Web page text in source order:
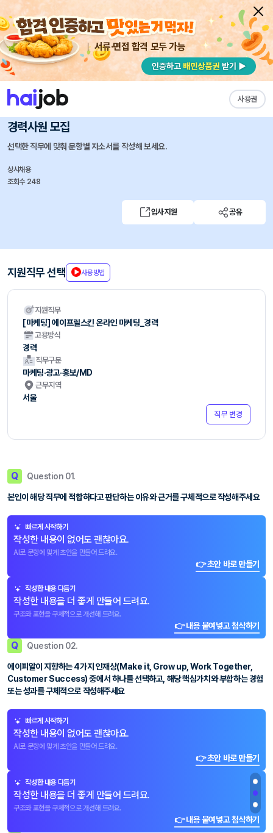
서류·면접 합격 모두 가능
사용권
채용공고 자소서 자유항목 자소서 내 작성목록
에이피알 즐겨찾기
[마케팅] 에이프릴스킨 온라인 마케팅 채용연계형 인턴 및
경력사원 모집
선택한 직무에 맞춰 문항별 자소서를 작성해 보세요.
상시채용
조회수 248
입사지원 공유
지원직무 선택 사용방법
지원직무
[마케팅] 에이프릴스킨 온라인 마케팅_경력
고용방식
경력
직무구분
마케팅·광고·홍보/MD
근무지역
서울
직무 변경
Q Question 01.
본인이 해당 직무에 적합하다고 판단하는 이유와 근거를 구체적으로 작성해주세요
빠르게 시작하기
작성한 내용이 없어도 괜찮아요.
AI로 문항에 맞게 초안을 만들어 드려요.
👉 초안 바로 만들기
작성한 내용 다듬기
작성한 내용을 더 좋게 만들어 드려요.
구조와 표현을 구체적으로 개선해 드려요.
👉 내용 붙여넣고 첨삭하기
Q Question 02.
에이피알이 지향하는 4가지 인재상(Make it, Grow up, Work Together,
Customer Success) 중에서 하나를 선택하고, 해당 핵심가치와 부합하는 경험
또는 성과를 구체적으로 작성해주세요
빠르게 시작하기
작성한 내용이 없어도 괜찮아요.
AI로 문항에 맞게 초안을 만들어 드려요.
👉 초안 바로 만들기
작성한 내용 다듬기
작성한 내용을 더 좋게 만들어 드려요.
구조와 표현을 구체적으로 개선해 드려요.
👉 내용 붙여넣고 첨삭하기